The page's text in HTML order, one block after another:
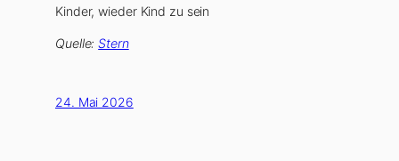
Kinder, wieder Kind zu sein
Quelle:Stern
24. Mai 2026